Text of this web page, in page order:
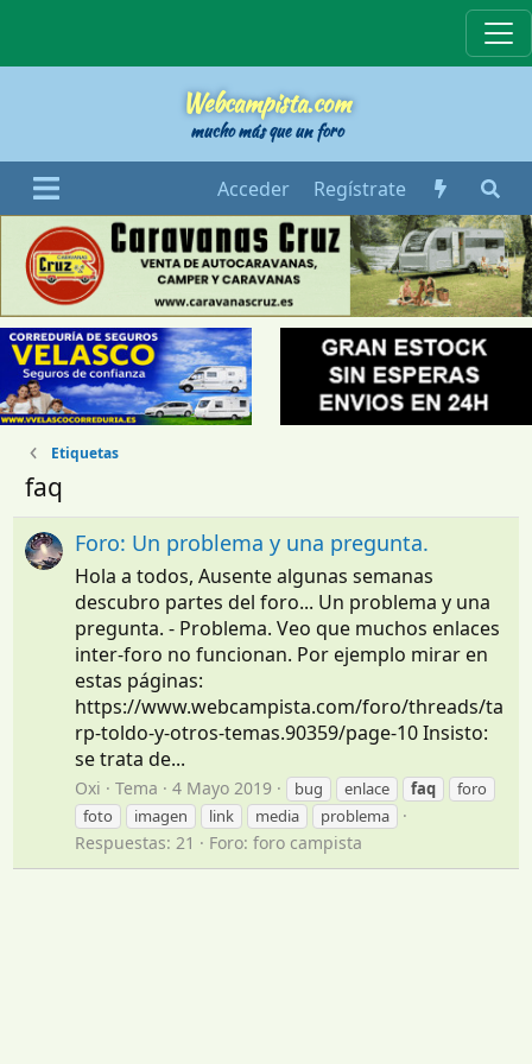
Webcampista.com
mucho más que un foro
Acceder Regístrate
Etiquetas
faq
Foro: Un problema y una pregunta.
Hola a todos, Ausente algunas semanas
descubro partes del foro... Un problema y una
pregunta. - Problema. Veo que muchos enlaces
inter-foro no funcionan. Por ejemplo mirar en
estas páginas:
https://www.webcampista.com/foro/threads/ta
rp-toldo-y-otros-temas.90359/page-10 Insisto:
se trata de...
Oxi Tema 4 Mayo 2019 bug enlace faq
foro
foto
imagen link media problema
Respuestas: 21 Foro:foro campista